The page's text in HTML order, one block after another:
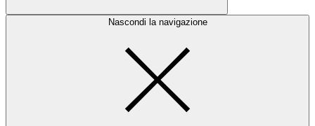
Nascondi la navigazione